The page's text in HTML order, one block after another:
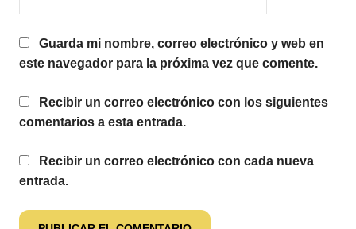
Guarda mi nombre, correo electrónico y web en
este navegador para la próxima vez que comente.
Recibir un correo electrónico con los siguientes
comentarios a esta entrada.
Recibir un correo electrónico con cada nueva
entrada.